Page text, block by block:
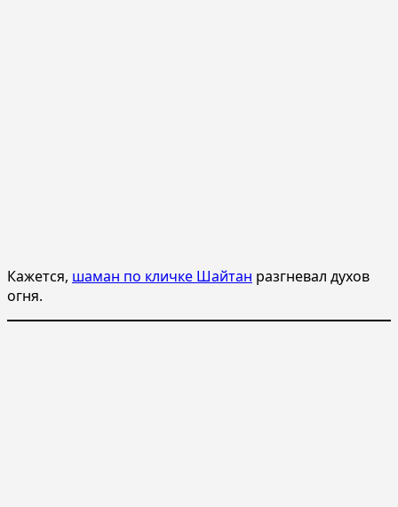
Кажется, шаман по кличке Шайтан разгневал духов
огня.